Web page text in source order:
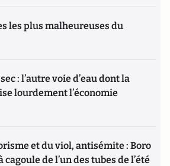
les plus malheureuses du
: l’autre voie d’eau dont la
lourdement l’économie
et du viol, antisémite : Boro
de l’un des tubes de l’été